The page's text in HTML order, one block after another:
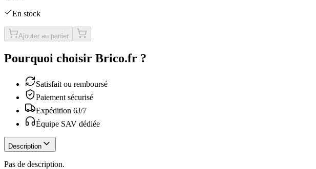
En stock
Ajouter au panier
Pourquoi choisir Brico.fr ?
Satisfait ou remboursé
Paiement sécurisé
Expédition 6J/7
Équipe SAV dédiée
Description
Pas de description.